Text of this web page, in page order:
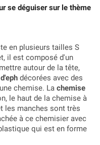
se déguiser sur le thème
en plusieurs tailles S
il est composé d'un
autour de la tête,
décorées avec des
chemise. La chemise
le haut de la chemise à
les manches sont très
à ce chemisier avec
qui est en forme